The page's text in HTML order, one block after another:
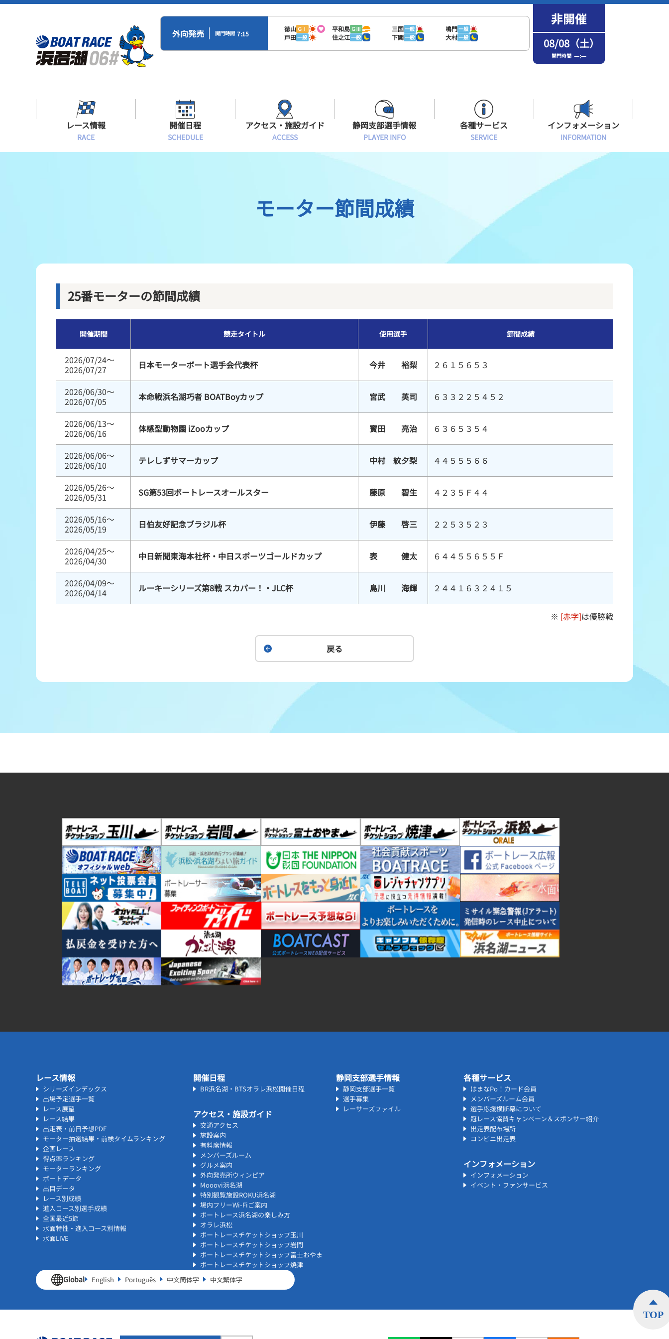
外向発売 開門時間 7:15
徳山 ＧⅠ 平和島 ＧⅢ 三国一般 鳴門一般
戸田一般 住之江一般 下関一般 大村一般 08/08（土）
開門時間 —:—
レース情報
RACE
モーター抽選結果・前検タイムランキング
得点率ランキング
ボートデータ
出目データ
開催日程
SCHEDULE
アクセス・施設ガイド
ACCESS
有料席情報
特別観覧施設ROKU浜名湖
場内フリーWi-Fiご案内
ボートレース浜名湖の楽しみ方
オラレ浜松
静岡支部選手情報
PLAYER INFO
選手募集
レーサーズファイル
各種サービス
SERVICE
メンバーズルーム会員
選手応援横断幕について
冠レース協賛キャンペーン
インフォメーション
INFORMATION
インフォメーション
モーター節間成績
25番モーターの節間成績
開催期間 競走タイトル 使用選手 節間成績
2026/07/24～
2026/07/27
日本モーターボート選手会代表杯 今井 裕梨 ２６１５６５３
2026/06/30～
2026/07/05
本命戦浜名湖巧者 BOATBoyカップ 宮武 英司 ６３３２２５４５２
2026/06/13～
2026/06/16
体感型動物園 iZooカップ 寳田 亮治 ６３６５３５４
2026/06/06～
2026/06/10
テレしずサマーカップ 中村 紋夕梨 ４４５５５６６
2026/05/26～
2026/05/31
SG第53回ボートレースオールスター 藤原 碧生 ４２３５Ｆ４４
2026/05/16～
2026/05/19
日伯友好記念ブラジル杯 伊藤 啓三 ２２５３５２３
2026/04/25～
2026/04/30
中日新聞東海本社杯・中日スポーツゴールドカップ 表 健太 ６４４５５６５５Ｆ
2026/04/09～
2026/04/14
ルーキーシリーズ第8戦 スカパー！・JLC杯 島川 海輝 ２４４１６３２４１５
※ [赤字]は優勝戦
戻る
レース情報
シリーズインデックス
出場予定選手一覧
レース展望
レース結果
出走表・前日予想PDF
モーター抽選結果・前検タイムランキング
企画レース
得点率ランキング
モーターランキング
ボートデータ
出目データ
レース別成績
進入コース別選手成績
全国最近5節
水面特性・進入コース別情報
水面LIVE
開催日程
BR浜名湖・BTSオラレ浜松開催日程
アクセス・施設ガイド
交通アクセス
施設案内
有料席情報
メンバーズルーム
グルメ案内
外向発売所ウィンピア
Mooovi浜名湖
特別観覧施設ROKU浜名湖
場内フリーWi-Fiご案内
ボートレース浜名湖の楽しみ方
オラレ浜松
ボートレースチケットショップ玉川
ボートレースチケットショップ岩間
ボートレースチケットショップ富士おやま
ボートレースチケットショップ焼津
静岡支部選手情報
静岡支部選手一覧
選手募集
レーサーズファイル
各種サービス
はまなPo！カード会員
メンバーズルーム会員
選手応援横断幕について
冠レース協賛キャンペーン＆スポンサー紹介
出走表配布場所
コンビニ出走表
インフォメーション
インフォメーション
イベント・ファンサービス
Global English Português 中文簡体字 中文繁体字